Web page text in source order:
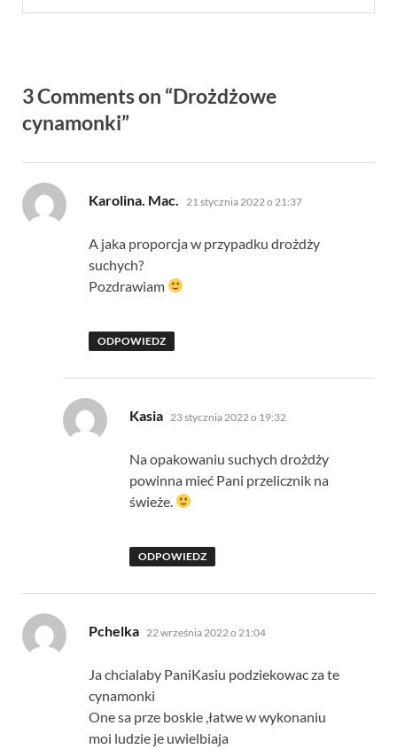
3 Comments on “Drożdżowe
cynamonki”
Karolina. Mac. pisze:
21 stycznia 2022 o 21:37
A jaka proporcja w przypadku drożdży
suchych?
Pozdrawiam
ODPOWIEDZ
Kasia pisze:
23 stycznia 2022 o 19:32
Na opakowaniu suchych drożdży
powinna mieć Pani przelicznik na
świeże.
ODPOWIEDZ
Pchelka pisze:
22 września 2022 o 21:04
Ja chcialaby PaniKasiu podziekowac za te
cynamonki
One sa prze boskie ,łatwe w wykonaniu
moi ludzie je uwielbiaja